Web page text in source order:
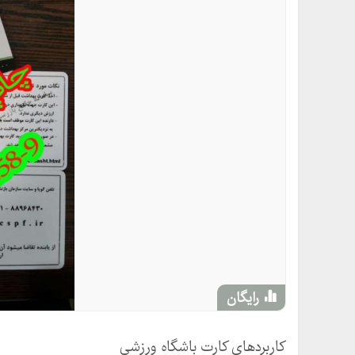
رایگان
کاربردهای کارت باشگاه ورزشی